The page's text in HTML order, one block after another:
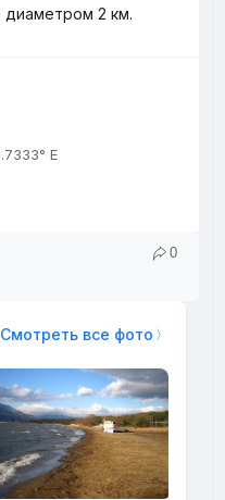
диаметром 2 км.
E
0
Смотреть все фото